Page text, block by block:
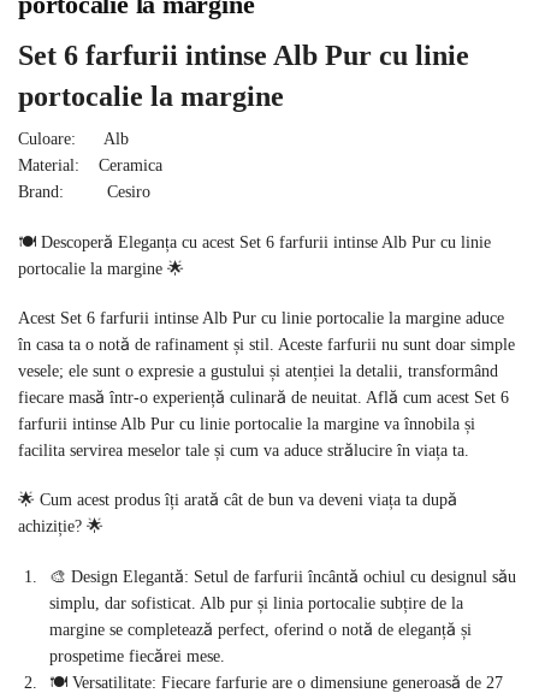
Set 6 farfurii intinse Alb Pur cu linie
portocalie la margine
Culoare: Alb
Material: Ceramica
Brand: Cesiro
🍽️ Descoperă Eleganța cu acest Set 6 farfurii intinse Alb Pur cu linie
portocalie la margine 🌟
Acest Set 6 farfurii intinse Alb Pur cu linie portocalie la margine aduce
în casa ta o notă de rafinament și stil. Aceste farfurii nu sunt doar simple
vesele; ele sunt o expresie a gustului și atenției la detalii, transformând
fiecare masă într-o experiență culinară de neuitat. Află cum acest Set 6
farfurii intinse Alb Pur cu linie portocalie la margine va înnobila și
facilita servirea meselor tale și cum va aduce strălucire în viața ta.
🌟 Cum acest produs îți arată cât de bun va deveni viața ta după
achiziție? 🌟
🎨 Design Elegantă: Setul de farfurii încântă ochiul cu designul său
simplu, dar sofisticat. Alb pur și linia portocalie subțire de la
margine se completează perfect, oferind o notă de eleganță și
prospetime fiecărei mese.
🍽️ Versatilitate: Fiecare farfurie are o dimensiune generoasă de 27